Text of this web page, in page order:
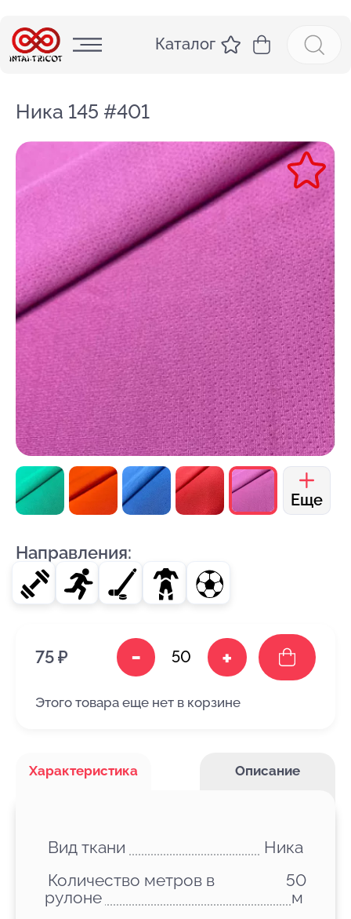
Каталог
Ника 145 #401
Еще
Направления:
75 ₽ - +
Этого товара еще нет в корзине
Характеристика Описание
Вид ткани
Ника
Количество метров в
рулоне
50
м